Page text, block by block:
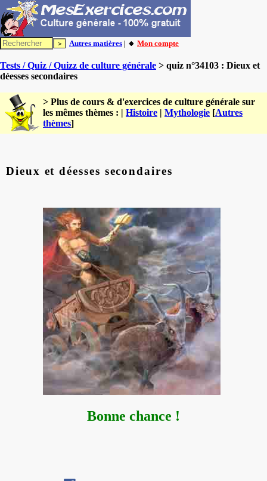
Autres matières | 🔸 Mon compte
Tests / Quiz / Quizz de culture générale > quiz n°34103 : Dieux et
déesses secondaires
> Plus de cours & d'exercices de culture générale sur
les mêmes thèmes : | Histoire | Mythologie [Autres
thèmes]
Dieux et déesses secondaires
Bonne chance !